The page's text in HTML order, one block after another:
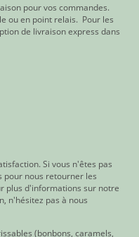
pour vos commandes.
ou en point relais. Pour les
de livraison express dans
Si vous n'êtes pas
pour nous retourner les
plus d'informations sur notre
n'hésitez pas à nous
(bonbons, caramels,